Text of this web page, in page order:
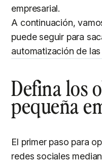
empresarial.
A continuación,
puede seguir para
automatización de
Defina los
pequeña
El primer paso para
redes sociales